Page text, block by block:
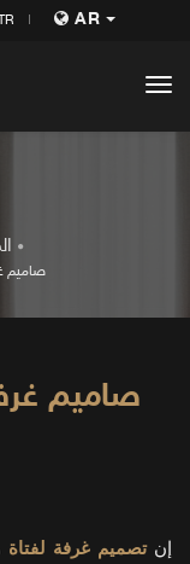
AR
صاميم
صاميم
إنتصميم غرفة لفتاة